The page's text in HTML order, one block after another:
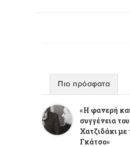
Πιο πρόσφατα
«Η φανερή
συγγένεια
Χατζιδάκι με
Γκάτσο»